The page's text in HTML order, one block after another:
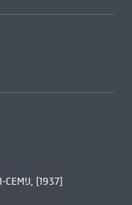
[1937]